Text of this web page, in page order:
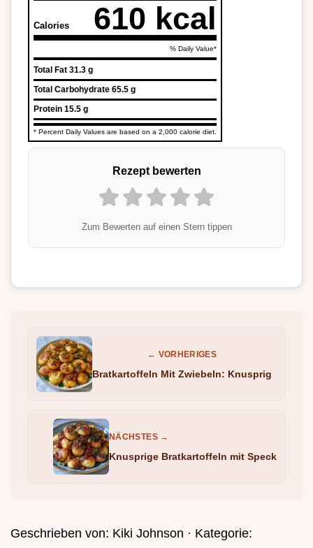
Calories 610 kcal
% Daily Value*
Total Fat 31.3 g
Total Carbohydrate 65.5 g
Protein 15.5 g
* Percent Daily Values are based on a 2,000 calorie diet.
Rezept bewerten
Zum Bewerten auf einen Stern tippen
← VORHERIGES
Bratkartoffeln Mit Zwiebeln: Knusprig
NÄCHSTES →
Knusprige Bratkartoffeln mit Speck
Geschrieben von: Kiki Johnson · Kategorie: